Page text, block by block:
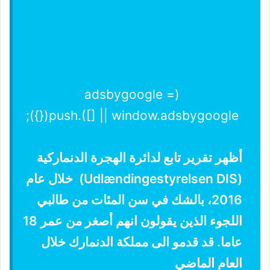
(adsbygoogle =
window.adsbygoogle || []).push({});
أظهر تقرير تابع لدائرة الهجرة الدنماركية
(Udlændingestyrelsen DIS) خلال عام
2016، بالشك في سن المئات من طالبي
اللجوء الذين يقولون انهم أصغر من عمر 18
عاما. قد قدمو الى مملكة الدنمارك خلال
العام الماضي